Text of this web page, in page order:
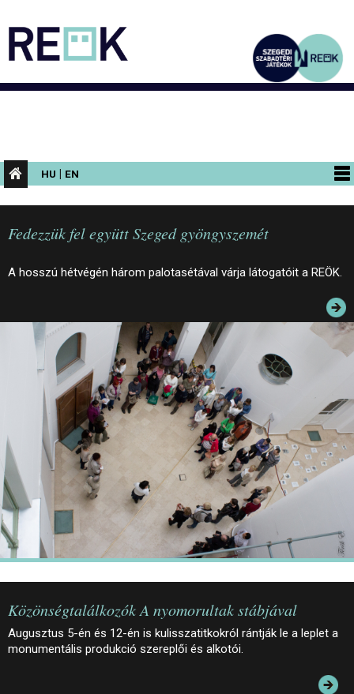
HU | EN
PROGRAMOK
KIÁLLÍTÁSOK
AZ ÉPÜLET
KONFERENCIA
JEGYEK
ELÉRHETŐSÉG
PALOTASÉTÁK ÉS VEZETÉSEK
KÖZÉRDEKŰ ADATOK
Fedezzük fel együtt Szeged gyöngyszemét
A hosszú hétvégén három palotasétával várja látogatóit a REÖK.
Közönségtalálkozók A nyomorultak stábjával
Augusztus 5-én és 12-én is kulisszatitkokról rántják le a leplet a
monumentális produkció szereplői és alkotói.